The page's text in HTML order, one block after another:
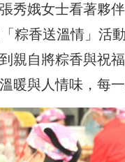
秀娥女士看著夥
粽香送溫情」活
親自將粽香與祝
暖與人情味，每